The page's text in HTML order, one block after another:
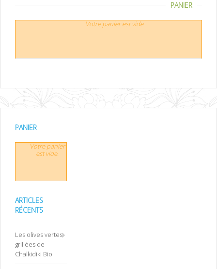
PANIER
Votre panier est vide.
PANIER
Votre panier
est vide.
ARTICLES
RÉCENTS
Les olives vertes
grillées de
Chalkidiki Bio